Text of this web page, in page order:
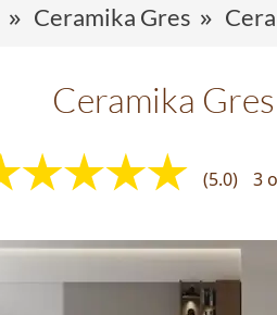
Ceramika Gres
Ceramika
(5.0) 3